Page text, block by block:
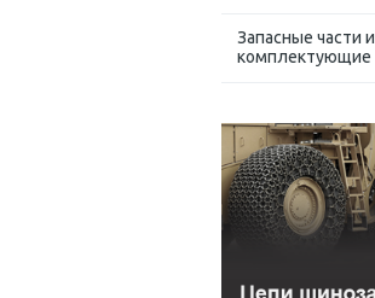
Запасные части и
комплектующие